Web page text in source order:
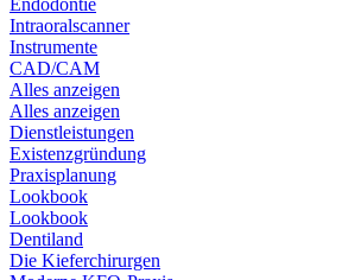
Endodontie
Intraoralscanner
Instrumente
CAD/CAM
Alles anzeigen
Alles anzeigen
Dienstleistungen
Existenzgründung
Praxisplanung
Lookbook
Lookbook
Dentiland
Die Kieferchirurgen